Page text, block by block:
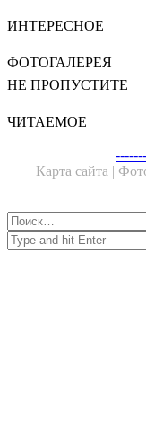
ИНТЕРЕСНОЕ
ФОТОГАЛЕРЕЯ
НЕ ПРОПУСТИТЕ
ЧИТАЕМОЕ
Карта сайта |
Close
Найти:
Close